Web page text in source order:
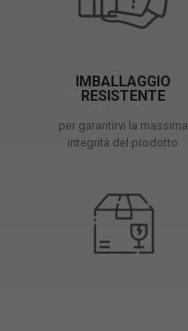
IMBALLAGGIO
RESISTENTE
per garantirvi la massima
integrità del prodotto